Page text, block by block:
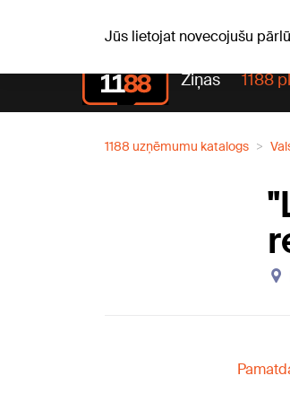
Jūs lietojat novecojušu
Ziņas 1188
1188 uzņēmumu katalogs